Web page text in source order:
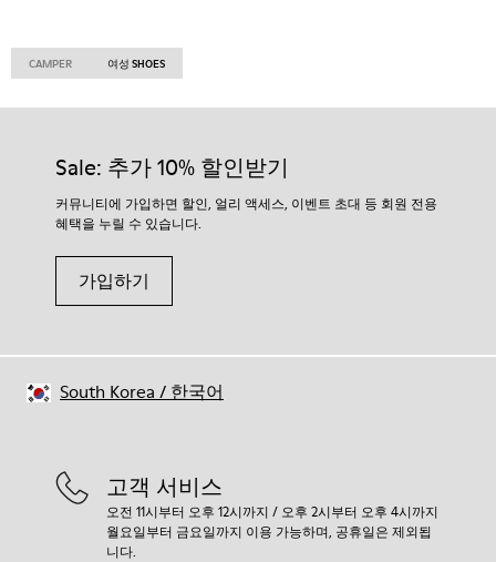
CAMPER 여성 SHOES
Sale: 추가 10% 할인받기
커뮤니티에 가입하면 할인, 얼리 액세스, 이벤트 초대 등 회원 전용
혜택을 누릴 수 있습니다.
가입하기
고객 서비스
오전 11시부터 오후 12시까지 / 오후 2시부터 오후 4시까지
월요일부터 금요일까지 이용 가능하며, 공휴일은 제외됩
니다.
South Korea / 한국어